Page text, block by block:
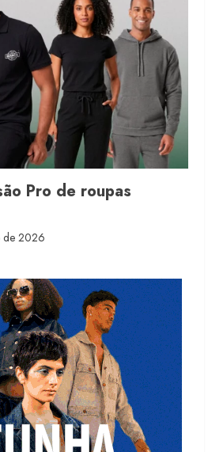
Pro de roupas
de 2026
vende US$63,7 bilhões em
licenciados
agosto de 2026
Caixeta assume Movimento
Algodão
agosto de 2026
em 2026
testa passaporte digital na
nacional
agosto de 2026
Pais reforça retomada da
no varejo